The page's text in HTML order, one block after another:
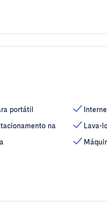
portátil
na
Lava-